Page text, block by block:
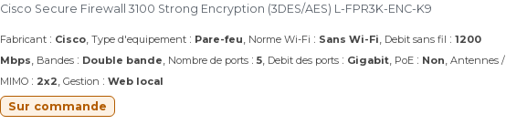
Cisco Secure Firewall 3100 Strong Encryption (3DES/AES) L-FPR3K-ENC-K9
Fabricant : Cisco Type d'equipement : Pare-feu Norme Wi-Fi : Sans Wi-Fi Debit sans fil : 1200
Mbps Bandes : Double bande Nombre de ports : 5 Debit des ports : Gigabit PoE : Non Antennes /
MIMO : 2x2 Gestion : Web local
Sur commande